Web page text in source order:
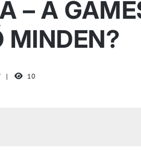
– A
MINDEN?
10